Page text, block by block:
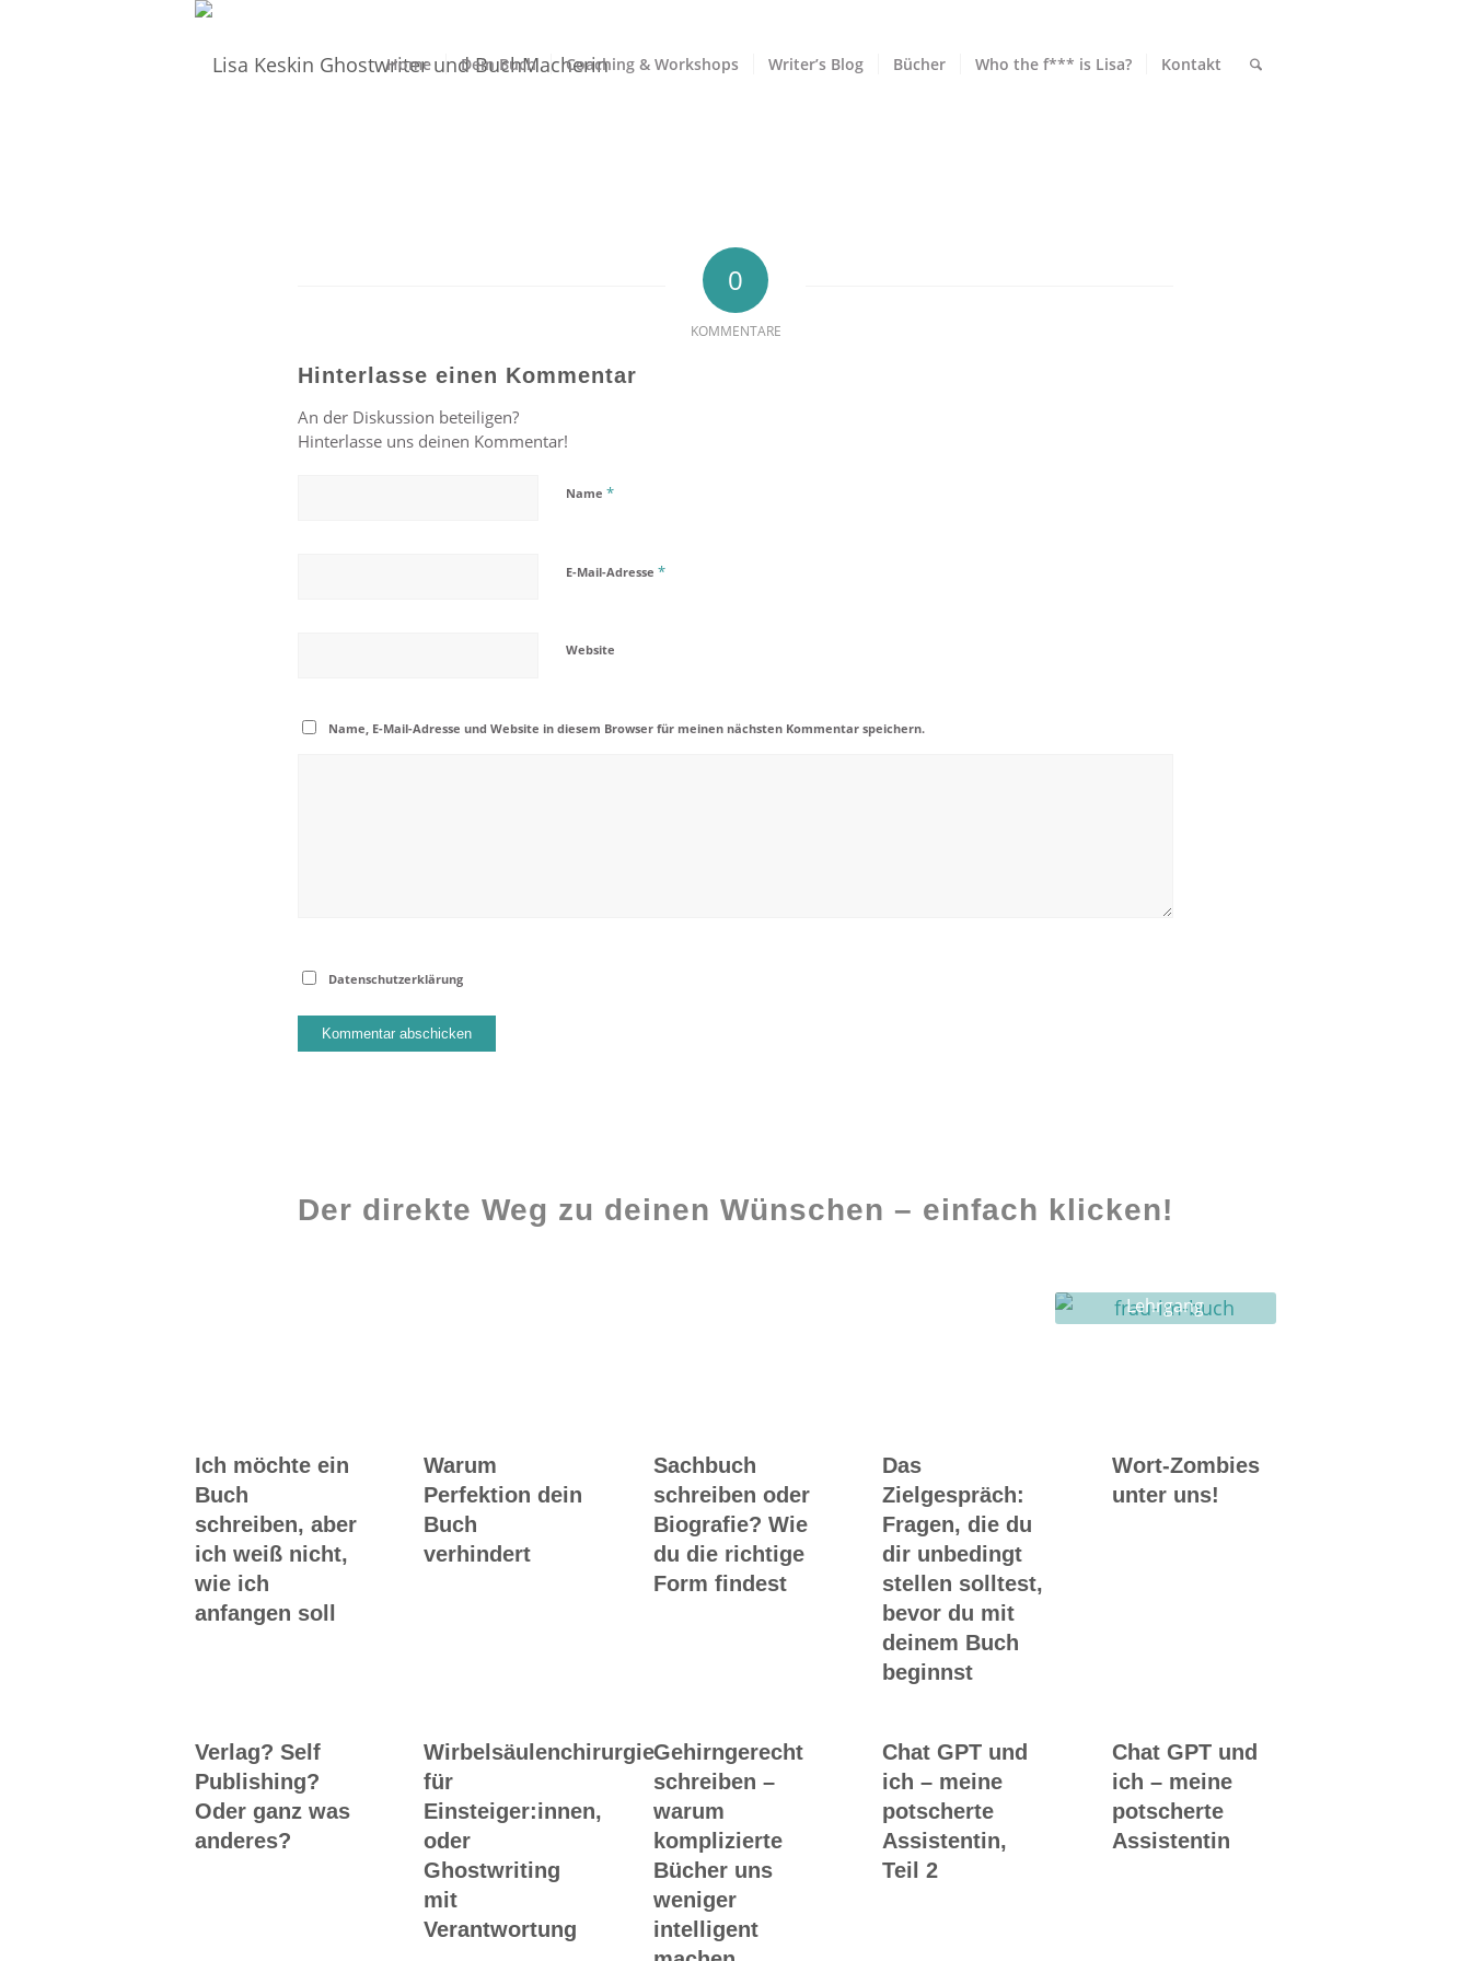
Home Dein Buch Coaching & Workshops Writer’s Blog Bücher Who the f*** is Lisa? Kontakt
0
KOMMENTARE
Hinterlasse einen Kommentar
An der Diskussion beteiligen?
Hinterlasse uns deinen Kommentar!
Name *
E-Mail-Adresse *
Website
Name, E-Mail-Adresse und Website in diesem Browser für meinen nächsten Kommentar speichern.
Datenschutzerklärung
Der direkte Weg zu deinen Wünschen – einfach klicken!
Lehrgang
Ghostwriting
Ich möchte ein
Buch
schreiben, aber
ich weiß nicht,
wie ich
anfangen soll
Warum
Perfektion dein
Buch
verhindert
Sachbuch
schreiben oder
Biografie? Wie
du die richtige
Form findest
Das
Zielgespräch:
Fragen, die du
dir unbedingt
stellen solltest,
bevor du mit
deinem Buch
beginnst
Wort-Zombies
unter uns!
Verlag? Self
Publishing?
Oder ganz was
anderes?
Wirbelsäulenchirurgie
für
Einsteiger:innen,
oder
Ghostwriting
mit
Verantwortung
Gehirngerecht
schreiben –
warum
komplizierte
Bücher uns
weniger
intelligent
Chat GPT und
ich – meine
potscherte
Assistentin,
Teil 2
Chat GPT und
ich – meine
potscherte
Assistentin